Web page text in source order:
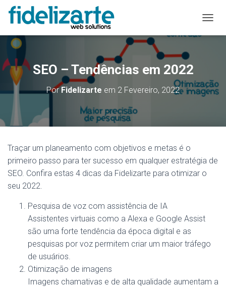
L
A
R
A
SEO – Tendências em 2022
PorFidelizarte em 2 Fevereiro, 2022
Traçar um planeamento com objetivos e metas é o
primeiro passo para ter sucesso em qualquer estratégia de
SEO. Confira estas 4 dicas da Fidelizarte para otimizar o
seu 2022.
Pesquisa de voz com assistência de IA
Assistentes virtuais como a Alexa e Google Assist
são uma forte tendência da época digital e as
pesquisas por voz permitem criar um maior tráfego
de usuários.
Otimização de imagens
Imagens chamativas e de alta qualidade aumentam a